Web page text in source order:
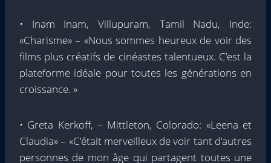
• Inam Inam, Villupuram, Tamil Nadu, Inde:
«Charisme» – «Nous sommes heureux de voir des
films plus créatifs de cinéastes talentueux. C’est la
plateforme idéale pour toutes les générations en
croissance. »
• Greta Kerkoff, – Mittleton, Colorado: «Leena et
Claudia» – «C’était merveilleux de voir tant d’autres
personnes de mon âge qui partagent toutes une